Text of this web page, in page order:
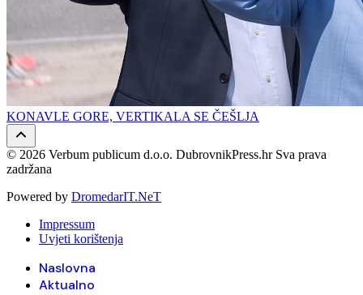
KONAVLE GORE, VERTIKALA SE ČEŠLJA
© 2026 Verbum publicum d.o.o. DubrovnikPress.hr Sva prava
zadržana
Powered by DromedarIT.NeT
Impressum
Uvjeti korištenja
Naslovna
Aktualno